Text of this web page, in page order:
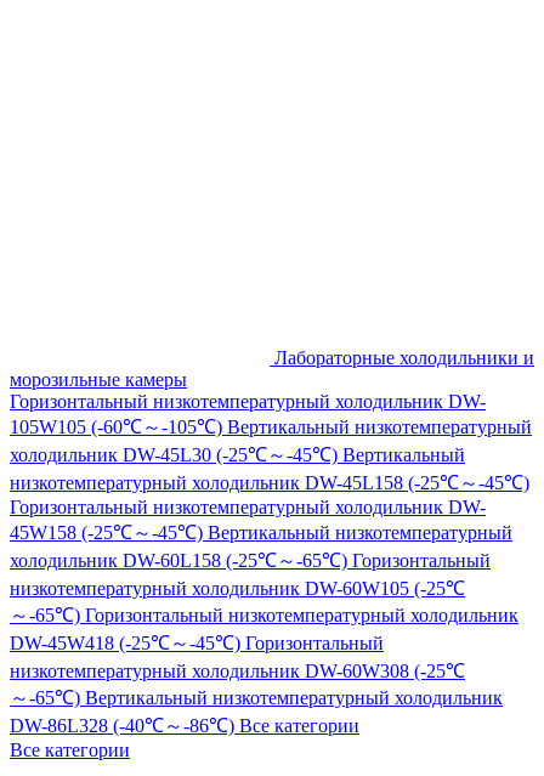
Лабораторные холодильники и
морозильные камеры
Горизонтальный низкотемпературный холодильник DW-
105W105 (-60℃～-105℃) Вертикальный низкотемпературный
холодильник DW-45L30 (-25℃～-45℃) Вертикальный
низкотемпературный холодильник DW-45L158 (-25℃～-45℃)
Горизонтальный низкотемпературный холодильник DW-
45W158 (-25℃～-45℃) Вертикальный низкотемпературный
холодильник DW-60L158 (-25℃～-65℃) Горизонтальный
низкотемпературный холодильник DW-60W105 (-25℃
～-65℃) Горизонтальный низкотемпературный холодильник
DW-45W418 (-25℃～-45℃) Горизонтальный
низкотемпературный холодильник DW-60W308 (-25℃
～-65℃) Вертикальный низкотемпературный холодильник
DW-86L328 (-40℃～-86℃) Все категории
Все категории